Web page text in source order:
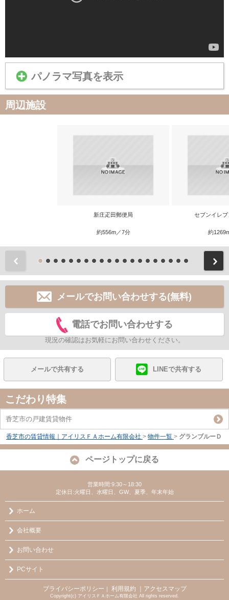
パノラマ写真を表示
周辺施設
新庄疋田郵便局
約556m／7分
セブンイレ
約
メールでお問い合わせする(無料)
電話でお問い合わせする
現況の確認はお気軽にお問い合わせください。
メールで共有する LINEで共有する
こだわり特集
香芝市の戸建賃貸物件
香芝市の賃貸情報｜アイリスＦＡホーム有限会社 > 物件一覧 > グランブルーＤ
ページトップに戻る
営業時間:9:30～18:30
定休日:火曜日、水曜日、GW、夏季、年末年始
ホーム
会社概要
お問い合わせ
PCサイト
プライバシーポリシー ｜ 利用規約 ｜アクセスマップ
Copyright(c) アイリスＦＡホーム有限会社 All rights reserved.